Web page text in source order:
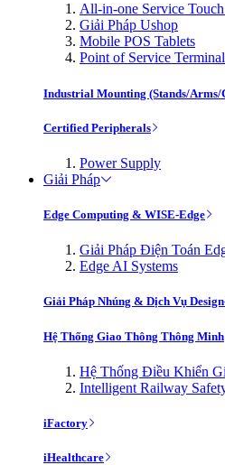
All-in-one Service
Giải Pháp Ushop
Mobile POS Tablets
Point of Service
Industrial Mounting (Stands/Arms/
Certified Peripherals
Power Supply
Giải Pháp
Edge Computing & WISE-Edge
Giải Pháp Điện Toán
Edge AI Systems
Giải Pháp Nhúng & Dịch Vụ
Hệ Thống Giao Thông Thông Minh
Hệ Thống Điều Khiển
Intelligent Railway
iFactory
iHealthcare